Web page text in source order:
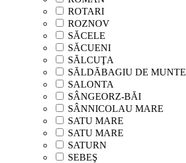
ROTARI
ROZNOV
SĂCELE
SĂCUENI
SĂLCUŢA
SĂLDĂBAGIU DE MUNTE
SALONTA
SÂNGEORZ-BĂI
SÂNNICOLAU MARE
SATU MARE
SATU MARE
SATURN
SEBEŞ